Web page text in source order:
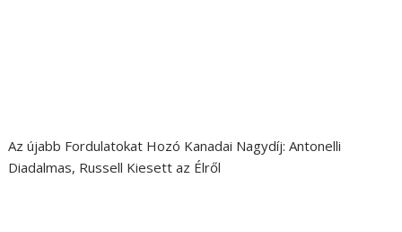
Az újabb Fordulatokat Hozó Kanadai Nagydíj: Antonelli
Diadalmas, Russell Kiesett az Élről